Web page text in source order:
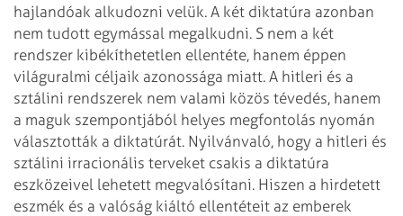
hajlandóak alkudozni velük. A két diktatúra azonban
nem tudott egymással megalkudni. S nem a két
rendszer kibékíthetetlen ellentéte, hanem éppen
világuralmi céljaik azonossága miatt. A hitleri és a
sztálini rendszerek nem valami közös tévedés, hanem
a maguk szempontjából helyes megfontolás nyomán
választották a diktatúrát. Nyilvánvaló, hogy a hitleri és
sztálini irracionális terveket csakis a diktatúra
eszközeivel lehetett megvalósítani. Hiszen a hirdetett
eszmék és a valóság kiáltó ellentéteit az emberek